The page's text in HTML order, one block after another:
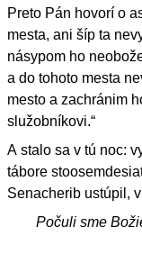
Preto Pán hovorí o
mesta, ani šíp ta
násypom ho
a do tohoto mesta
mesto a zachránim
služobníkovi.“
A stalo sa v tú noc:
tábore
Senacherib ustúpil,
Počuli sme